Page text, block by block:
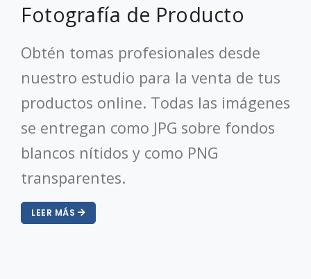
Fotografía de Producto
Obtén tomas profesionales desde
nuestro estudio para la venta de tus
productos online. Todas las imágenes
se entregan como JPG sobre fondos
blancos nítidos y como PNG
transparentes.
LEER MÁS